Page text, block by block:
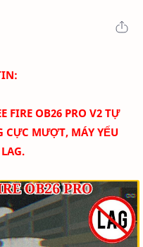
FIRE OB26 PRO V2 TỰ
CỰC MƯỢT, MÁY YẾU